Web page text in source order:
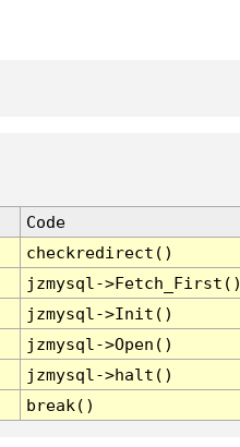
Code
checkredirect()
jzmysql-
jzmysql->Init()
jzmysql->Open()
jzmysql->halt()
break()